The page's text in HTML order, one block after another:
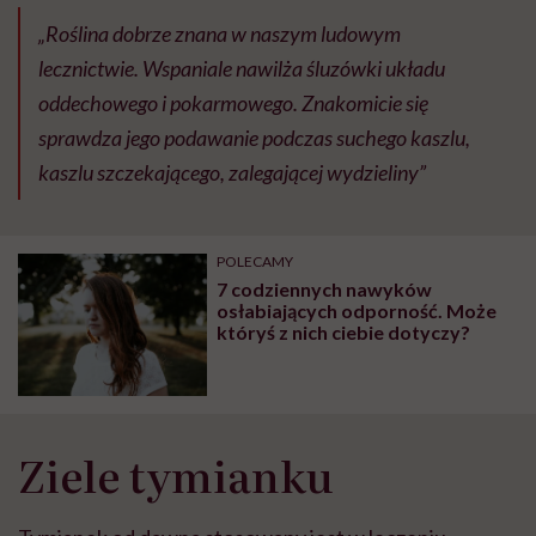
„Roślina dobrze znana w naszym ludowym
lecznictwie. Wspaniale nawilża śluzówki układu
oddechowego i pokarmowego. Znakomicie się
sprawdza jego podawanie podczas suchego kaszlu,
kaszlu szczekającego, zalegającej wydzieliny”
POLECAMY
7 codziennych nawyków
osłabiających odporność. Może
któryś z nich ciebie dotyczy?
Ziele tymianku